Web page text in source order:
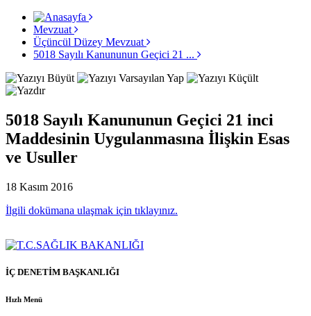
Mevzuat
Üçüncül Düzey Mevzuat
5018 Sayılı Kanununun Geçici 21 ...
5018 Sayılı Kanununun Geçici 21 inci
Maddesinin Uygulanmasına İlişkin Esas
ve Usuller
18 Kasım 2016
İlgili dokümana ulaşmak için tıklayınız.
İÇ DENETİM BAŞKANLIĞI
Hızlı Menü